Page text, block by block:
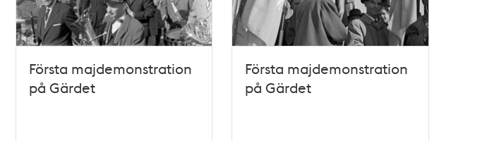
Första majdemonstration
på Gärdet
Första majdemonstration
på Gärdet